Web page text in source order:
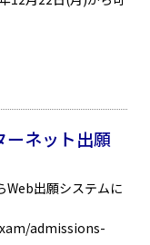
ーネット出願
Web出願システムに
admissions-